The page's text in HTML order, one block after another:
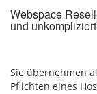
Webspace
und unkompliziert
Sie übernehmen
Pflichten eines